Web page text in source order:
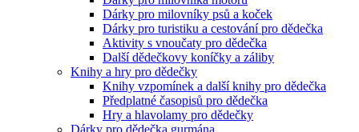
Dárky pro milovníky psů a koček
Dárky pro turistiku a cestování pro dědečka
Aktivity s vnoučaty pro dědečka
Další dědečkovy koníčky a záliby
Knihy a hry pro dědečky
Knihy vzpomínek a další knihy pro dědečka
Předplatné časopisů pro dědečka
Hry a hlavolamy pro dědečky
Dárky pro dědečka gurmána